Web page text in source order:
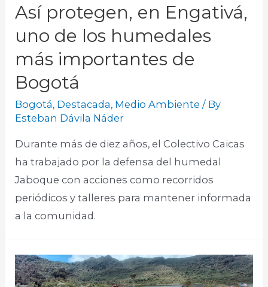
Así protegen, en Engativá,
uno de los humedales
más importantes de
Bogotá
Bogotá, Destacada, Medio Ambiente / By
Esteban Dávila Náder
Durante más de diez años, el Colectivo Caicas
ha trabajado por la defensa del humedal
Jaboque con acciones como recorridos
periódicos y talleres para mantener informada
a la comunidad.